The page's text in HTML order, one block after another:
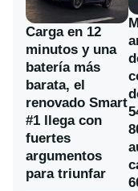
Carga en 12
minutos y una
batería más
barata, el
renovado Smart
#1 llega con
fuertes
argumentos
para triunfar